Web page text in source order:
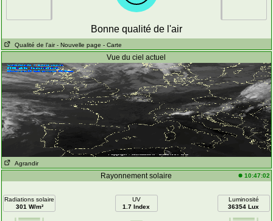
Bonne qualité de l'air
Qualité de l'air - Nouvelle page - Carte
Vue du ciel actuel
Agrandir
Rayonnement solaire 10:47:02
Radiations solaire
301 W/m²
UV
1.7 Index
Luminosité
36354 Lux